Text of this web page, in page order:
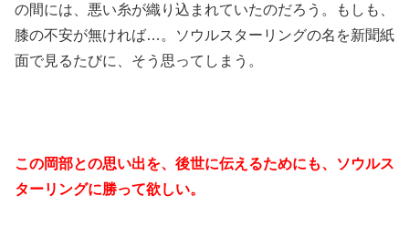
の間には、悪い糸が織り込まれていたのだろう。もしも、
膝の不安が無ければ…。ソウルスターリングの名を新聞紙
面で見るたびに、そう思ってしまう。
この岡部との思い出を、後世に伝えるためにも、ソウルス
ターリングに勝って欲しい。